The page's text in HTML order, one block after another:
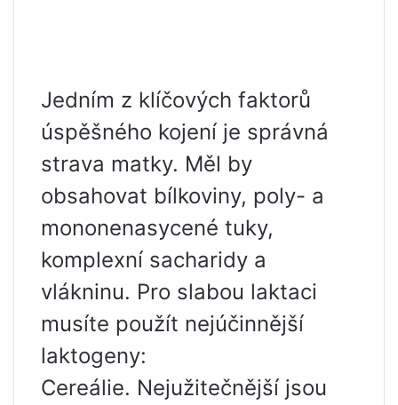
Jedním z klíčových faktorů
úspěšného kojení je správná
strava matky. Měl by
obsahovat bílkoviny, poly- a
mononenasycené tuky,
komplexní sacharidy a
vlákninu. Pro slabou laktaci
musíte použít nejúčinnější
laktogeny:
Cereálie. Nejužitečnější jsou